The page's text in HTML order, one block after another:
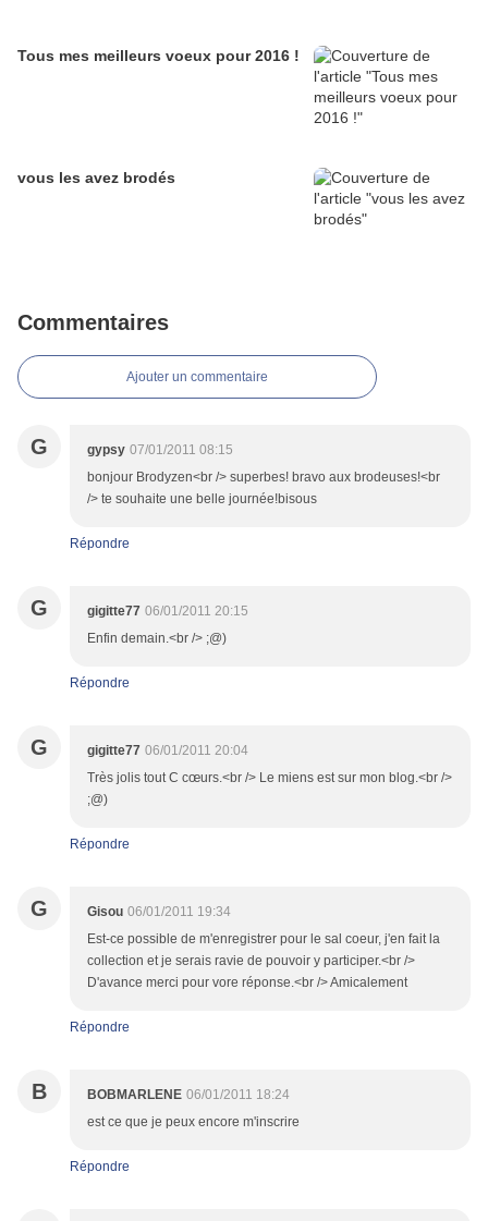
Tous mes meilleurs voeux pour 2016 !
vous les avez brodés
Commentaires
Ajouter un commentaire
G gypsy 07/01/2011 08:15
bonjour Brodyzen<br /> superbes! bravo aux brodeuses!<br
/> te souhaite une belle journée!bisous
Répondre
G gigitte77 06/01/2011 20:15
Enfin demain.<br /> ;@)
Répondre
G gigitte77 06/01/2011 20:04
Très jolis tout C cœurs.<br /> Le miens est sur mon blog.<br />
;@)
Répondre
G Gisou 06/01/2011 19:34
Est-ce possible de m'enregistrer pour le sal coeur, j'en fait la
collection et je serais ravie de pouvoir y participer.<br />
D'avance merci pour vore réponse.<br /> Amicalement
Répondre
B BOBMARLENE 06/01/2011 18:24
est ce que je peux encore m'inscrire
Répondre